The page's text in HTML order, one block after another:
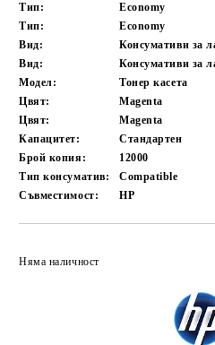
Тип:
Economy
Тип:
Economy
Вид:
Консумативи за
Вид:
Консумативи за
Модел:
Тонер касета
Цвят:
Magenta
Цвят:
Magenta
Капацитет:
Стандартен
Брой копия:
12000
Тип консуматив:
Compatible
Съвместимост:
HP
Няма наличност